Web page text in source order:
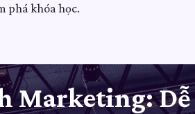
phá khóa học.
Marketing: